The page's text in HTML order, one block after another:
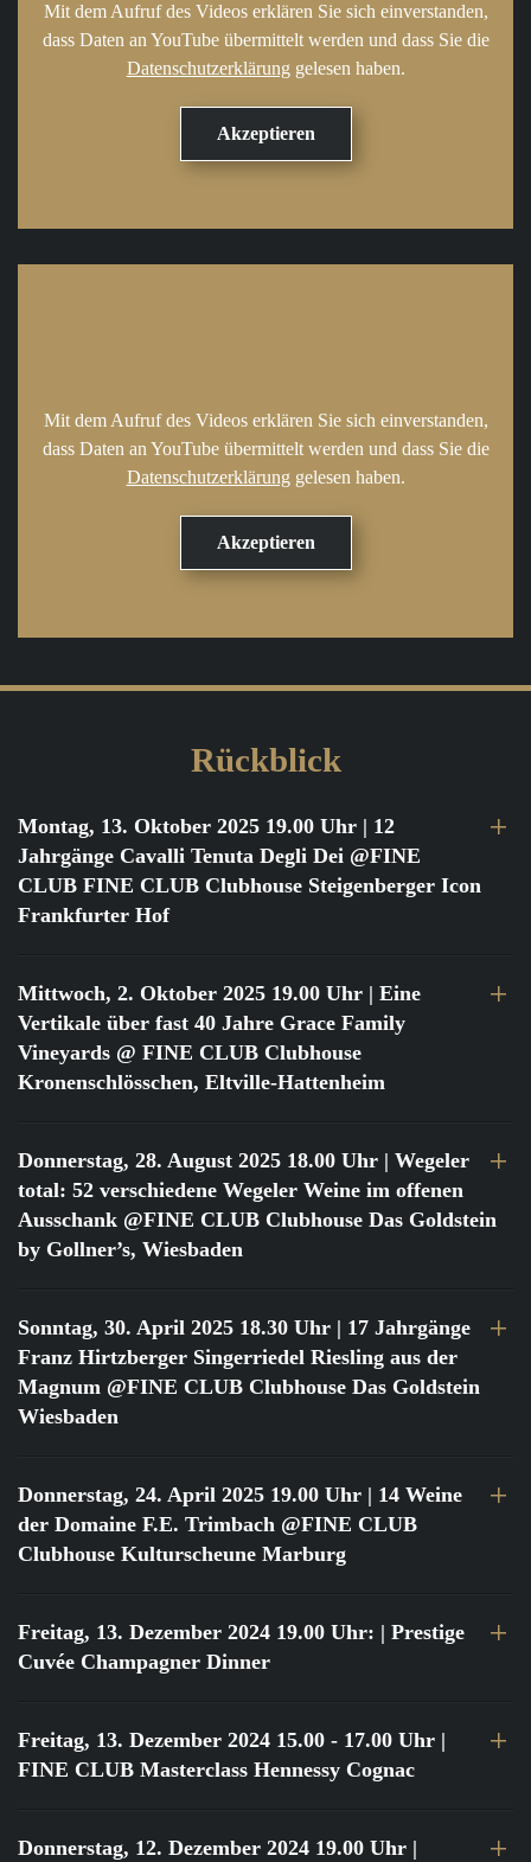
Mit dem Aufruf des Videos erklären Sie sich einverstanden,
dass Daten an YouTube übermittelt werden und dass Sie die
Datenschutzerklärung gelesen haben.
Mit dem Aufruf des Videos erklären Sie sich einverstanden,
dass Daten an YouTube übermittelt werden und dass Sie die
Datenschutzerklärung gelesen haben.
Rückblick
Montag, 13. Oktober 2025 19.00 Uhr | 12
Jahrgänge Cavalli Tenuta Degli Dei @FINE
CLUB FINE CLUB Clubhouse Steigenberger Icon
Frankfurter Hof
Mittwoch, 2. Oktober 2025 19.00 Uhr | Eine
Vertikale über fast 40 Jahre Grace Family
Vineyards @ FINE CLUB Clubhouse
Kronenschlösschen, Eltville-Hattenheim
Donnerstag, 28. August 2025 18.00 Uhr | Wegeler
total: 52 verschiedene Wegeler Weine im offenen
Ausschank @FINE CLUB Clubhouse Das Goldstein
by Gollner’s, Wiesbaden
Sonntag, 30. April 2025 18.30 Uhr | 17 Jahrgänge
Franz Hirtzberger Singerriedel Riesling aus der
Magnum @FINE CLUB Clubhouse Das Goldstein
Wiesbaden
Donnerstag, 24. April 2025 19.00 Uhr | 14 Weine
der Domaine F.E. Trimbach @FINE CLUB
Clubhouse Kulturscheune Marburg
Freitag, 13. Dezember 2024 19.00 Uhr: | Prestige
Cuvée Champagner Dinner
Freitag, 13. Dezember 2024 15.00 - 17.00 Uhr |
FINE CLUB Masterclass Hennessy Cognac
Donnerstag, 12. Dezember 2024 19.00 Uhr |